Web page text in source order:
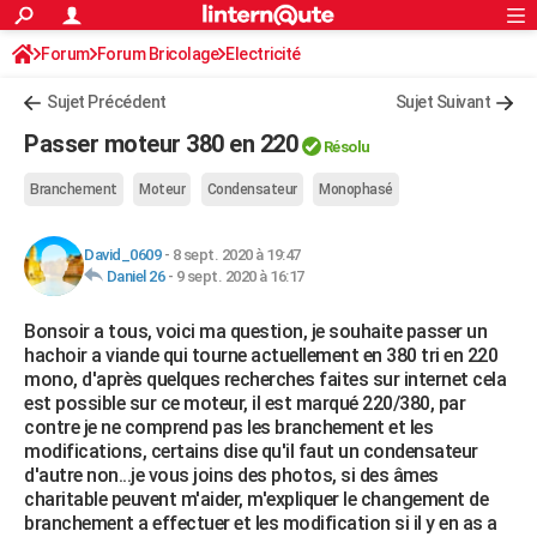
ACTUALITÉS
Politique
Société
Faits Divers
Education
Monde
Villes
+
Essais
Réserver un essai
Citadines
Berlines
SUV
Forum auto
+HIGH-TECH
BRICOLAGE
Forum
Aménagement intérieur
Extérieur
Cuisine
Salle de bains
Jardinage
Rangement
WEEK-END
Guides de France
Escapades
Patrimoine
Expositions
Musées
Week-end nature
+LIFESTYLE
Art de vivre
Bien-être
Loisirs
Mode
Modes de vie
SANTE
Alimentation
Guide de la santé
Maladies
Médicaments
Sommeil
VOYAGE
S'inscrire
Connexion
Forum Forum Bricolage Electricité
Sujet Précédent Sujet Suivant
Passer moteur 380 en 220 Résolu
Branchement Moteur Condensateur Monophasé
David_0609- 8 sept. 2020 à 19:47
Daniel 26- 9 sept. 2020 à 16:17
Bonsoir a tous, voici ma question, je souhaite passer un
hachoir a viande qui tourne actuellement en 380 tri en 220
mono, d'après quelques recherches faites sur internet cela
est possible sur ce moteur, il est marqué 220/380, par
contre je ne comprend pas les branchement et les
modifications, certains dise qu'il faut un condensateur
d'autre non...je vous joins des photos, si des âmes
charitable peuvent m'aider, m'expliquer le changement de
branchement a effectuer et les modification si il y en as a